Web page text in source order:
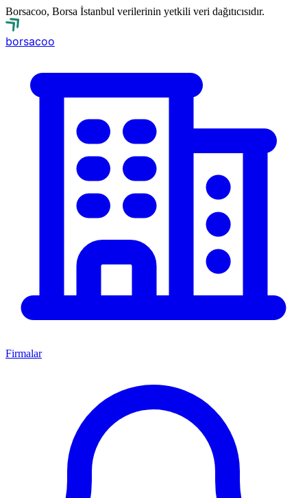
Borsacoo, Borsa İstanbul verilerinin yetkili veri dağıtıcısıdır.
borsacoo
Firmalar